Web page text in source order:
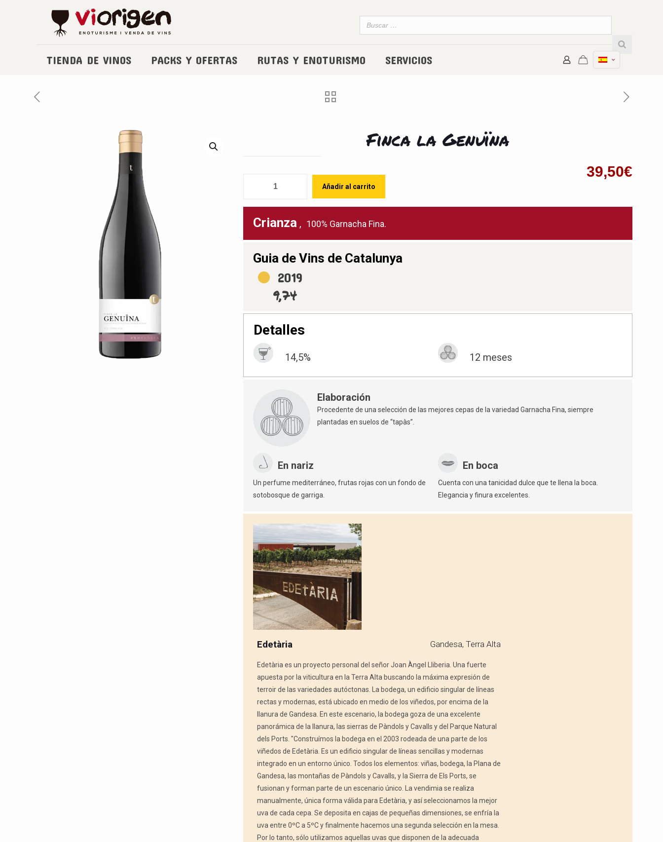
TIENDA DE VINOS PACKS Y OFERTAS RUTAS Y ENOTURISMO SERVICIOS
Finca la Genuïna
39,50€
Añadir al carrito
Crianza , 100% Garnacha Fina.
Guia de Vins de Catalunya
2019
9,74
Detalles
14,5% 12 meses
Elaboración
Procedente de una selección de las mejores cepas de la variedad Garnacha Fina, siempre
plantadas en suelos de “tapàs”.
En nariz
Un perfume mediterráneo, frutas rojas con un fondo de
sotobosque de garriga.
En boca
Cuenta con una tanicidad dulce que te llena la boca.
Elegancia y finura excelentes.
Edetària Gandesa, Terra Alta
Edetària es un proyecto personal del señor Joan Àngel Lliberia. Una fuerte
apuesta por la viticultura en la Terra Alta buscando la máxima expresión de
terroir de las variedades autóctonas. La bodega, un edificio singular de líneas
rectas y modernas, está ubicado en medio de los viñedos, por encima de la
llanura de Gandesa. En este escenario, la bodega goza de una excelente
panorámica de la llanura, las sierras de Pàndols y Cavalls y del Parque Natural
dels Ports. "Construímos la bodega en el 2003 rodeada de una parte de los
viñedos de Edetària. Es un edificio singular de líneas sencillas y modernas
integrado en un entorno único. Todos los elementos: viñas, bodega, la Plana de
Gandesa, las montañas de Pàndols y Cavalls, y la Sierra de Els Ports, se
fusionan y forman parte de un escenario único. La vendimia se realiza
manualmente, única forma válida para Edetària, y así seleccionamos la mejor
uva de cada cepa. Se deposita en cajas de pequeñas dimensiones, se enfría la
uva entre 0ºC a 5ºC y finalmente hacemos una segunda selección en la mesa.
Por lo tanto, sólo utilizamos aquellas uvas que disponen de la adecuada